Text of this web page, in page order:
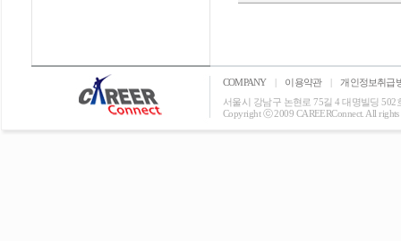
COMPANY | 이용약관 |
개인정보취급
서울시 강남구 논현로 75길 4 대명빌딩 502
Copyright ⓒ 2009 CAREERConnect. All rights